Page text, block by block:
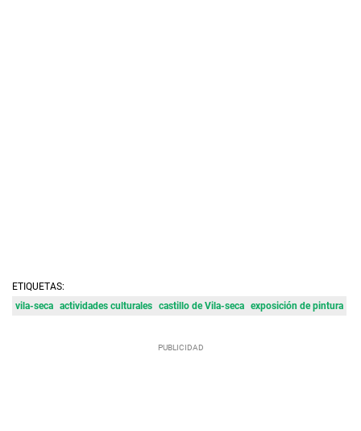
ETIQUETAS:
vila-seca actividades culturales castillo de Vila-seca exposición de pintura